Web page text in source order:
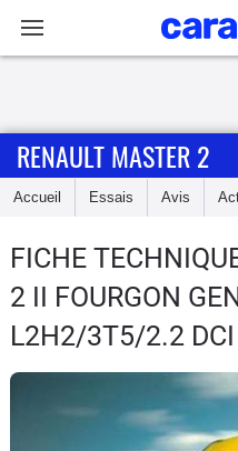
Accueil
Essais
Guide
d'achat
Electriques
RENAULT MASTER 2
Accueil Essais Avis
FICHE
2 II FOURGON
L2H2/3T5/2.2